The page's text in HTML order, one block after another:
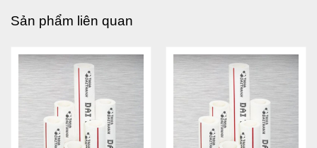
- Chịu được nhiều loại hóa chất như: Dung dịch axit, dung dịch
kiềm, dung dịch muối và các loại dung môi yếu.
các tác nhân halogen.
Tính năng ưu việt:
- Khả năng dẫn nước nóng lên đến 95°C.
- Công nghệ hàn nhiệt và các đầu nối ren được làm bằng đồng
nguyên chất mạ Crôm, đảm bảo các mối nối tuyệt đối kín, độ
Sản phẩm liên quan